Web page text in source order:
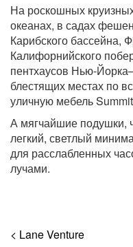
На роскошных
океанах, в садах
Карибского бассейна,
Калифорнийского
пентхаусов Нью-
блестящих местах по
уличную мебель
А мягчайшие подушки,
легкий, светлый
для расслабленных
лучами.
< Lane Venture